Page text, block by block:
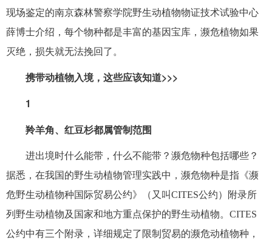
现场鉴定的南京森林警察学院野生动植物物证技术试验中心
薛博士介绍，每个物种都是丰富的基因宝库，濒危植物如果
灭绝，损失就无法挽回了。
携带动植物入境，这些应该知道>>>
1
羚羊角、红豆杉都属管制范围
进出境时什么能带，什么不能带？濒危物种包括哪些？
据悉，在我国的野生动植物管理实践中，濒危物种是指《濒
危野生动植物种国际贸易公约》（又叫CITES公约）附录所
列野生动植物及国家和地方重点保护的野生动植物。CITES
公约中有三个附录，详细规定了限制贸易的濒危动植物种，